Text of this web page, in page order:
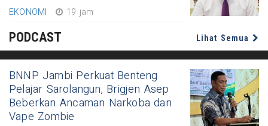
EKONOMI 19 jam
PODCAST Lihat Semua
BNNP Jambi Perkuat Benteng
Pelajar Sarolangun, Brigjen Asep
Beberkan Ancaman Narkoba dan
Vape Zombie